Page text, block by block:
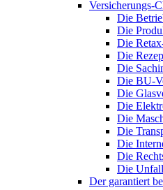
Versicherungs-
Die
Die
Die
Die
Die
Die BU-
Die
Die
Die
Die
Die
Die
Die
Der garantiert